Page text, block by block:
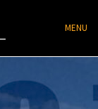
MENU